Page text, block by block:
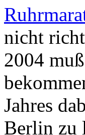
nicht
2004
Jahres
Berlin zu